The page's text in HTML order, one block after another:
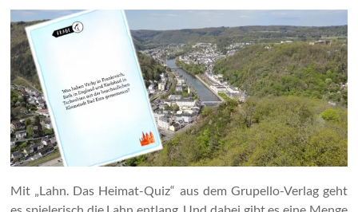
Mit „Lahn. Das Heimat-Quiz“ aus dem Grupello-Verlag geht